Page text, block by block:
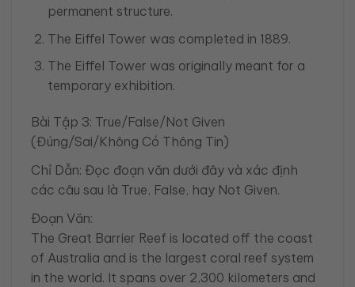
permanent structure.
The Eiffel Tower was completed in 1889.
The Eiffel Tower was originally meant for a
temporary exhibition.
Bài Tập 3: True/False/Not Given
(Đúng/Sai/Không Có Thông Tin)
Chỉ Dẫn: Đọc đoạn văn dưới đây và xác định
các câu sau là True, False, hay Not Given.
Đoạn Văn:
The Great Barrier Reef is located off the coast
of Australia and is the largest coral reef system
in the world. It spans over 2,300 kilometers and